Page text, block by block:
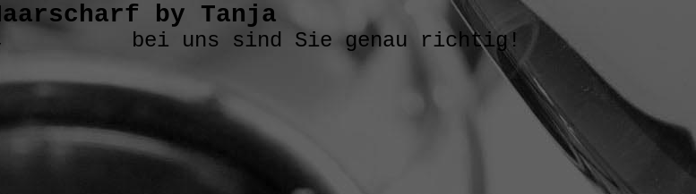
by Tanja
bei uns sind Sie genau richtig!